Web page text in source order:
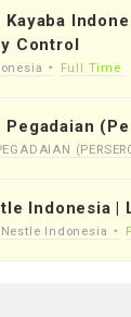
Kayaba
Control
Full Time
Pegadaian
Indonesia |
Nestle Indonesia